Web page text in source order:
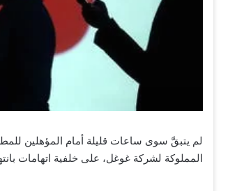
المملوكة لشركة غوغل، على خلفية اتهامات